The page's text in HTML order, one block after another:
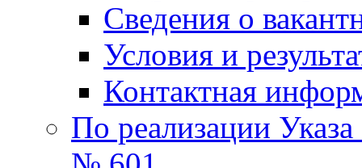
Сведения о
Условия и
Контактная
По реализации